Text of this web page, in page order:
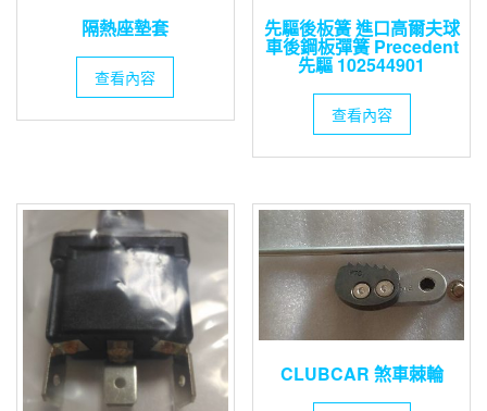
隔熱座墊套
查看內容
先驅後板簧 進口高爾夫球
車後鋼板彈簧 Precedent
先驅 102544901
查看內容
CLUBCAR 煞車棘輪